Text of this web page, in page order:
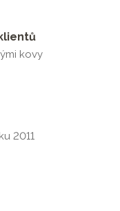
kovy
2011